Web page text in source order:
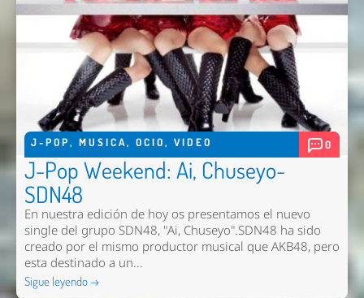
J-POP, MUSICA, OCIO, VIDEO 0
J-Pop Weekend: Ai, Chuseyo-
SDN48
En nuestra edición de hoy os presentamos el nuevo
single del grupo SDN48, "Ai, Chuseyo".SDN48 ha sido
creado por el mismo productor musical que AKB48, pero
esta destinado a un...
Sigue leyendo →